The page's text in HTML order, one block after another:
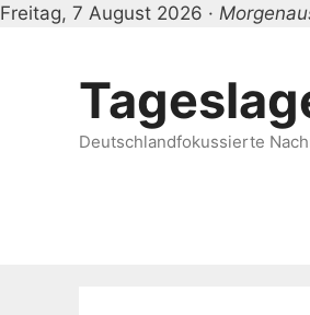
Freitag, 7 August 2026 ·
Deutschlandfokussierte